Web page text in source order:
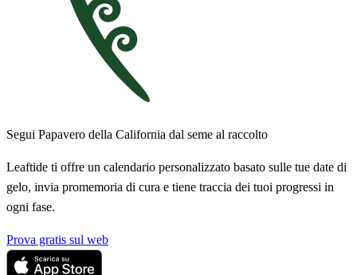
Segui Papavero della California dal seme al raccolto
Leaftide ti offre un calendario personalizzato basato sulle tue date di
gelo, invia promemoria di cura e tiene traccia dei tuoi progressi in
ogni fase.
Prova gratis sul web